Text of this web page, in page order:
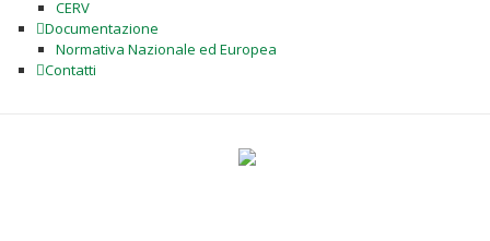
CERV
Documentazione
Normativa Nazionale ed Europea
Contatti